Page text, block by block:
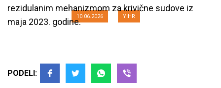
10.06.2026 YIHR
rezidulanim mehanizmom za krivične sudove iz
maja 2023. godine.
PODELI: